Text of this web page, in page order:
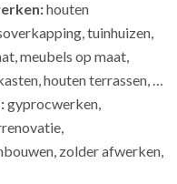
houten
tuinhuizen,
meubels op maat,
houten terrassen, …
gyprocwerken,
zolder afwerken,